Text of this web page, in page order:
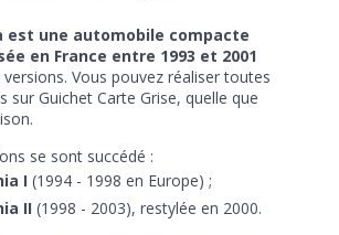
est une automobile compacte
en France entre 1993 et 2001
Vous pouvez réaliser toutes
sur Guichet Carte Grise, quelle que
se sont succédé :
I(1994 - 1998 en Europe) ;
II(1998 - 2003), restylée en 2000.